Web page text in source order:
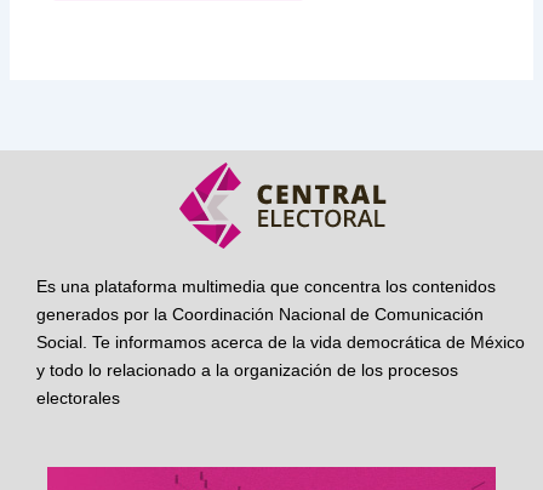
Es una plataforma multimedia que concentra los contenidos
generados por la Coordinación Nacional de Comunicación
Social. Te informamos acerca de la vida democrática de México
y todo lo relacionado a la organización de los procesos
electorales